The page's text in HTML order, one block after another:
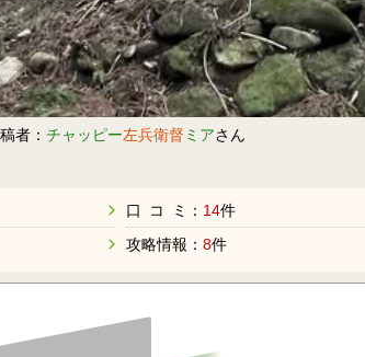
者： チャッピー左兵衛督 ミアさん
口 コ ミ： 14件
攻略情報： 8件